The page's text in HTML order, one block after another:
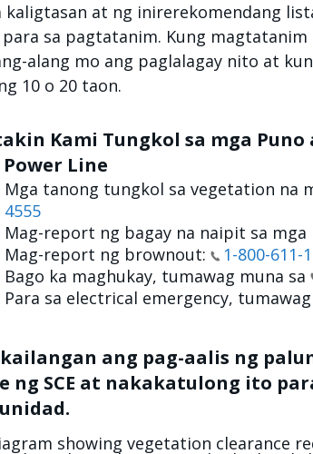
kaligtasan at ng inirerekomendang
sa pagtatanim. Kung
alang mo ang paglalagay nito at
10 o 20 taon.
Kami Tungkol sa mga
Line
Mga tanong tungkol sa vegetation na
4555
Mag-report ng bagay na naipit sa mga
Mag-report ng brownout:
1-800-611-
Bago ka maghukay, tumawag muna sa
Para sa electrical emergency, tumawag
ang pag-aalis ng
ng SCE at nakakatulong ito